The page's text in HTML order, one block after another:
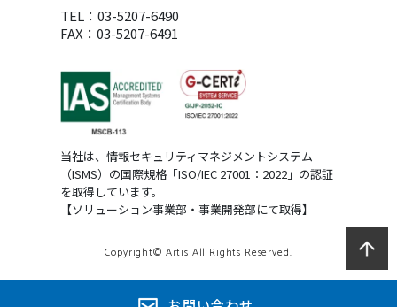
TEL：03-5207-6490
FAX：03-5207-6491
当社は、情報セキュリティマネジメントシステム
（ISMS）の国際規格「ISO/IEC 27001：2022」の認証
を取得しています。
【ソリューション事業部・事業開発部にて取得】
Copyright© Artis All Rights Reserved.